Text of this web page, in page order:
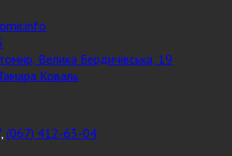
Велика Бердичівська, 19
Коваль
,(067) 412-63-04